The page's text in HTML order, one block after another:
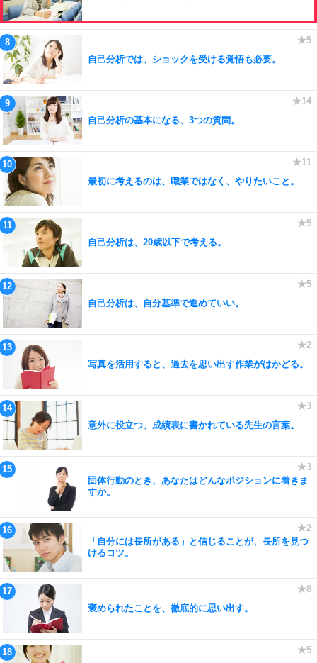
自己分析では、ショックを受ける覚悟も必要。
自己分析の基本になる、3つの質問。
最初に考えるのは、職業ではなく、やりたいこと。
自己分析は、20歳以下で考える。
自己分析は、自分基準で進めていい。
写真を活用すると、過去を思い出す作業がはかどる。
意外に役立つ、成績表に書かれている先生の言葉。
団体行動のとき、あなたはどんなポジションに着きま
すか。
「自分には長所がある」と信じることが、長所を見つ
けるコツ。
褒められたことを、徹底的に思い出す。